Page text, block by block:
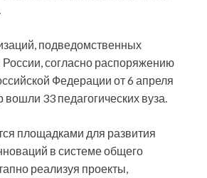
подведомственных
согласно распоряжению
Федерации от 6 апреля
33 педагогических вуза.
площадками для развития
в системе общего
реализуя проекты,